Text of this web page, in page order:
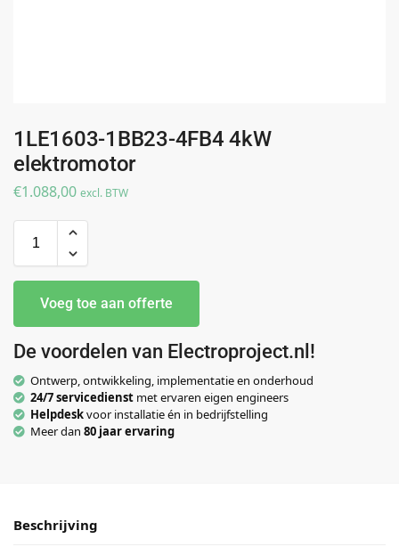
1LE1603-1BB23-4FB4 4kW
elektromotor
€1.088,00 excl. BTW
Voeg toe aan offerte
De voordelen van Electroproject.nl!
Ontwerp, ontwikkeling, implementatie en onderhoud
24/7 servicedienst met ervaren eigen engineers
Helpdeskvoor installatie én in bedrijfstelling
Meer dan 80 jaar ervaring
Beschrijving